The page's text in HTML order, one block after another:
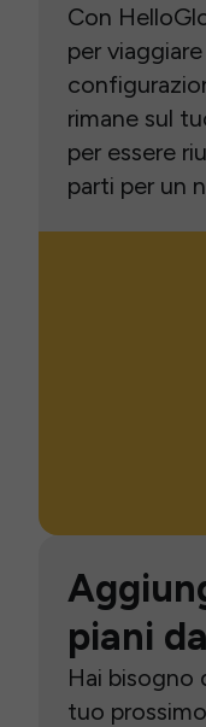
Con
per
rimane sul
per essere
parti per un
piani
Hai bisogno
tuo